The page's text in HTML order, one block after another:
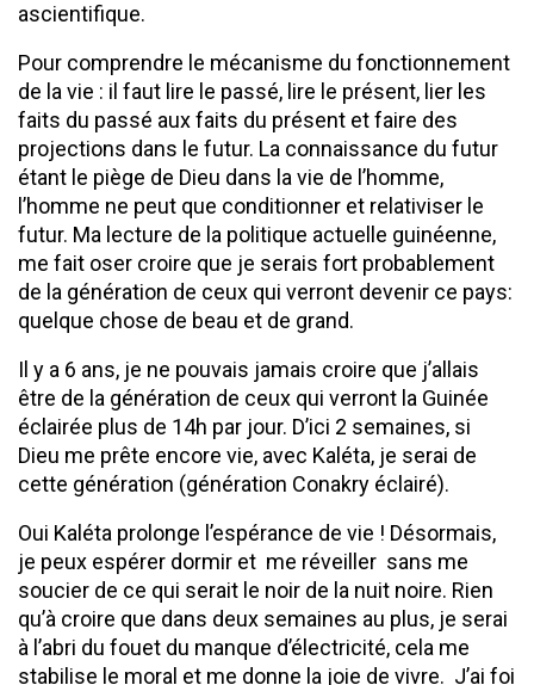
ascientifique.
Pour comprendre le mécanisme du fonctionnement
de la vie : il faut lire le passé, lire le présent, lier les
faits du passé aux faits du présent et faire des
projections dans le futur. La connaissance du futur
étant le piège de Dieu dans la vie de l’homme,
l’homme ne peut que conditionner et relativiser le
futur. Ma lecture de la politique actuelle guinéenne,
me fait oser croire que je serais fort probablement
de la génération de ceux qui verront devenir ce pays:
quelque chose de beau et de grand.
Il y a 6 ans, je ne pouvais jamais croire que j’allais
être de la génération de ceux qui verront la Guinée
éclairée plus de 14h par jour. D’ici 2 semaines, si
Dieu me prête encore vie, avec Kaléta, je serai de
cette génération (génération Conakry éclairé).
Oui Kaléta prolonge l’espérance de vie ! Désormais,
je peux espérer dormir et me réveiller sans me
soucier de ce qui serait le noir de la nuit noire. Rien
qu’à croire que dans deux semaines au plus, je serai
à l’abri du fouet du manque d’électricité, cela me
stabilise le moral et me donne la joie de vivre. J’ai foi